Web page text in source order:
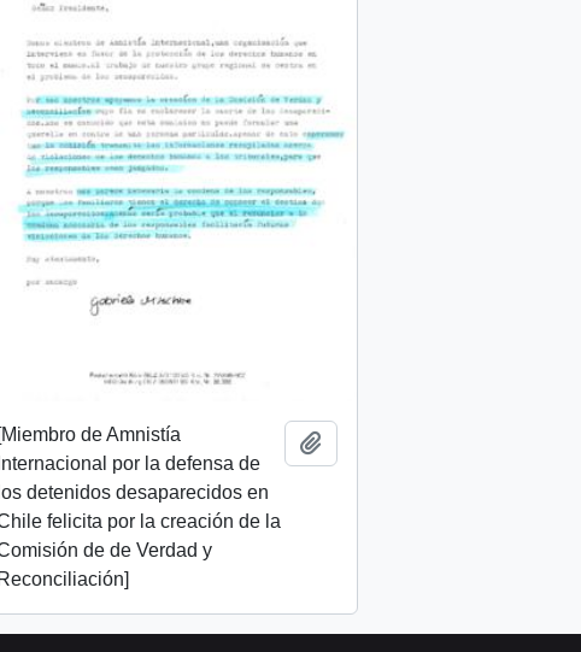
[Miembro de Amnistía
Internacional por la defensa de
los detenidos desaparecidos en
felicita por la creación de la
de de Verdad y
Reconciliación]